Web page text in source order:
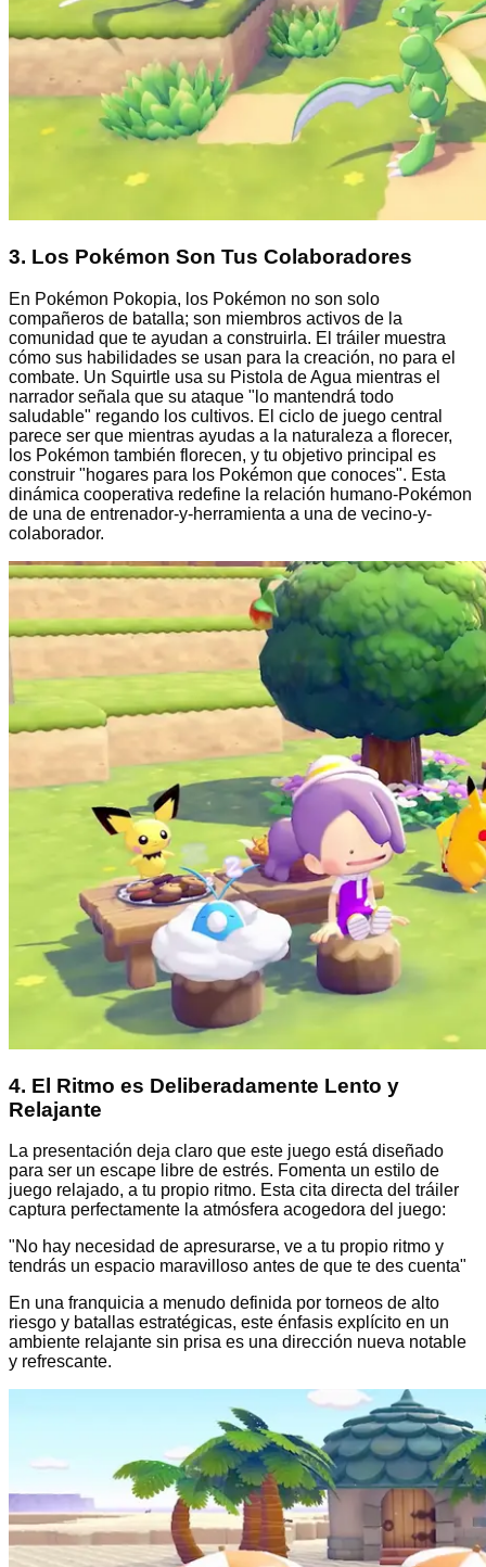
3. Los Pokémon Son Tus Colaboradores
En Pokémon Pokopia, los Pokémon no son solo
compañeros de batalla; son miembros activos de la
comunidad que te ayudan a construirla. El tráiler muestra
cómo sus habilidades se usan para la creación, no para el
combate. Un Squirtle usa su Pistola de Agua mientras el
narrador señala que su ataque "lo mantendrá todo
saludable" regando los cultivos. El ciclo de juego central
parece ser que mientras ayudas a la naturaleza a florecer,
los Pokémon también florecen, y tu objetivo principal es
construir "hogares para los Pokémon que conoces". Esta
dinámica cooperativa redefine la relación humano-Pokémon
de una de entrenador-y-herramienta a una de vecino-y-
colaborador.
4. El Ritmo es Deliberadamente Lento y
Relajante
La presentación deja claro que este juego está diseñado
para ser un escape libre de estrés. Fomenta un estilo de
juego relajado, a tu propio ritmo. Esta cita directa del tráiler
captura perfectamente la atmósfera acogedora del juego:
"No hay necesidad de apresurarse, ve a tu propio ritmo y
tendrás un espacio maravilloso antes de que te des cuenta"
En una franquicia a menudo definida por torneos de alto
riesgo y batallas estratégicas, este énfasis explícito en un
ambiente relajante sin prisa es una dirección nueva notable
y refrescante.